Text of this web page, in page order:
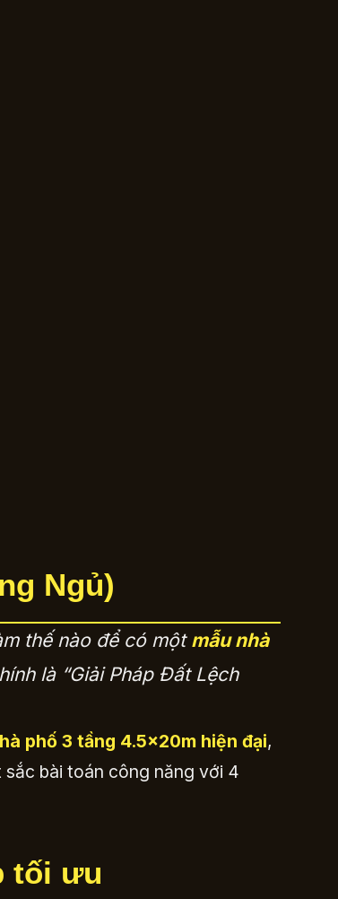
Ngủ)
thế nào để có một mẫu nhà
là “Giải Pháp Đất Lệch
phố 3 tầng 4.5x20m hiện đại,
bài toán công năng với 4
tối ưu